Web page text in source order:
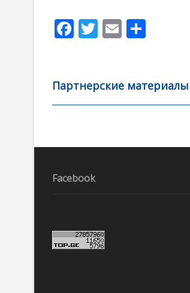
F
b
o
k
T
er
E
l
а
в
ть
Партнерские материалы
Навигация
записям
Facebook